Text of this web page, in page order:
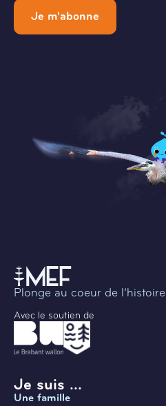
Je m'abonne
Plonge au coeur de l’histoire
Avec le soutien de
Je suis ...
Une famille